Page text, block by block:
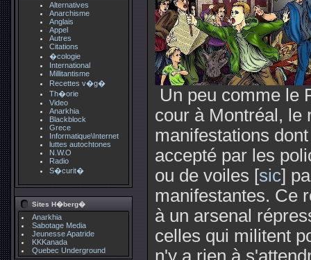
Alternatives
Anarchisme
Anglais
Appel
Autres
Citations
�cologie
International
Millitantisme
Recettes v�g�
Th�orie
Video
Anarkhia
Blackblock
Grece
Informatique\Internet
luttes autochtones
N.W.O
Radio
S�curit�
Sites H�berg�
Anarkhia
Sabotage Media
Jeunesse Apatride
KKKanada
Quebec Underground
Un peu comme le
cour à Montréal, le
manifestations
accepté par les
ou de voiles [sic]
manifestantes. Ce
à un arsenal
celles qui militent
n'y a rien à